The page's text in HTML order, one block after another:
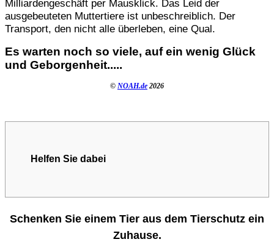
Milliardengeschäft per Mausklick. Das Leid der
ausgebeuteten Muttertiere ist unbeschreiblich. Der
Transport, den nicht alle überleben, eine Qual.
Es warten noch so viele, auf ein wenig Glück
und Geborgenheit.....
© NOAH.de 2026
Helfen Sie dabei
Schenken Sie einem Tier aus dem Tierschutz ein
Zuhause.